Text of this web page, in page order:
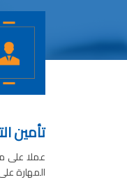
الصفحة
الرئيسية
تأمين
عملا على
المهارة